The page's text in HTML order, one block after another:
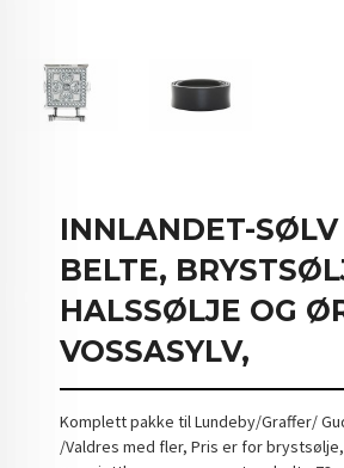
INNLANDET-SØLV
BELTE,
HALSSØLJE OG
VOSSASYLV,
Komplett pakke til Lundeby/Graffer/
/Valdres med fler, Pris er for